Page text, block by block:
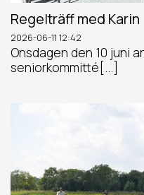
Regelträff med Karin
2026-06-11 12:42
Onsdagen den 10 juni
seniorkommitté[...]